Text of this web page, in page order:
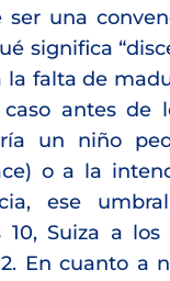
una
significa
la falta de
antes de
un niño
o a la
ese
Suiza a los
En cuanto a